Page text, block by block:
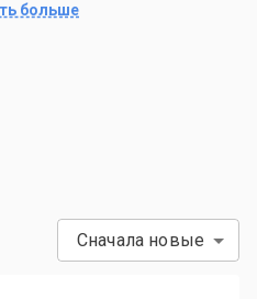
больше
Сначала новые